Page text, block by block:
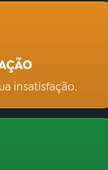
insatisfação.